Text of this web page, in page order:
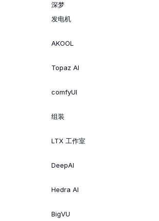
深梦
发电机
AKOOL
Topaz AI
comfyUI
组装
LTX 工作室
DeepAI
Hedra AI
BigVU